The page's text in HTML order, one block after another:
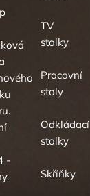
-
TV
stolky
Pracovní
stoly
Odkládací
stolky
Skříňky